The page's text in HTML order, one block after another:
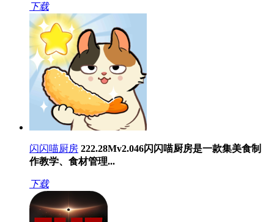
下载
闪闪喵厨房 222.28Mv2.046闪闪喵厨房是一款集美食制
作教学、食材管理...
下载